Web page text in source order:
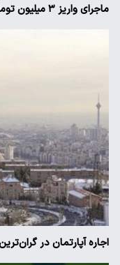
ماجرای واریز ۳ میلیون تومانی سود سهام عدالت چیست؟
اجاره آپارتمان در